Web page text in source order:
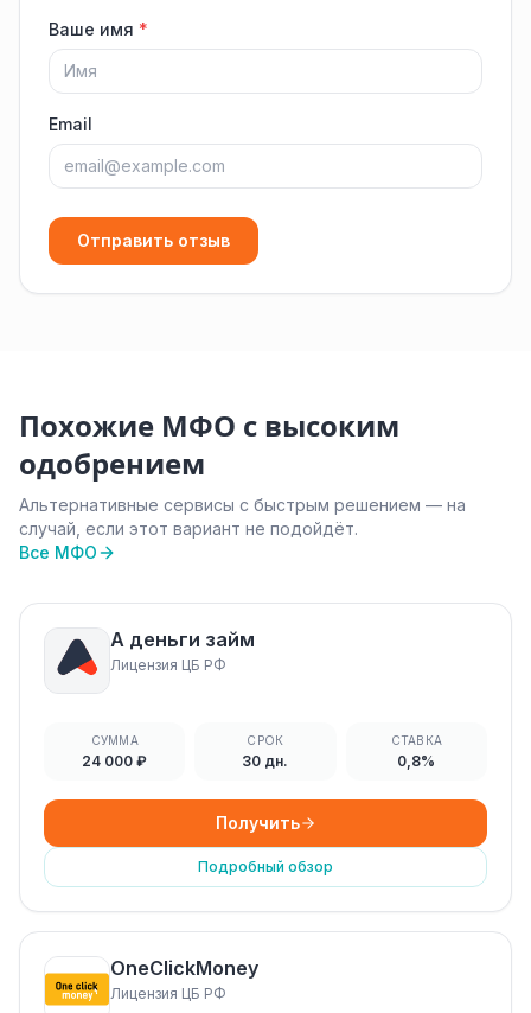
Ваше имя *
Email
Отправить отзыв
Похожие МФО с высоким
одобрением
Альтернативные сервисы с быстрым решением — на
случай, если этот вариант не подойдёт.
Все МФО
А деньги займ
Лицензия ЦБ РФ
СУММА
24 000 ₽
СРОК
30 дн.
СТАВКА
0,8%
Получить
Подробный обзор
OneClickMoney
Лицензия ЦБ РФ